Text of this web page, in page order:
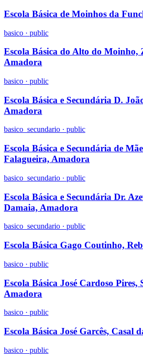
Escola Básica de Moinhos da
basico · public
Escola Básica do Alto do Moinho,
Amadora
basico · public
Escola Básica e Secundária D.
Amadora
basico_secundario · public
Escola Básica e Secundária de
Falagueira, Amadora
basico_secundario · public
Escola Básica e Secundária Dr.
Damaia, Amadora
basico_secundario · public
Escola Básica Gago Coutinho,
basico · public
Escola Básica José Cardoso Pires,
Amadora
basico · public
Escola Básica José Garcês, Casal
basico · public